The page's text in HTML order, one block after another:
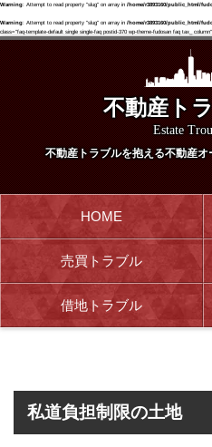
Warning: Attempt to read property "slug" on array in /home/r3893160/public_html/
Warning: Attempt to read property "slug" on array in /home/r3893160/public_html/
class="faq-template-default single single-faq postid-370 wp-theme-fudosan faq tax_
不動産ト
Estate
不動産トラブルを抱える不動産オ
HOME
売買トラブル
借地トラブル
私道負担制限の土地